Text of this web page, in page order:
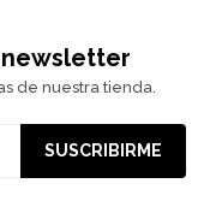
de nuestra tienda.
SUSCRIBIRME